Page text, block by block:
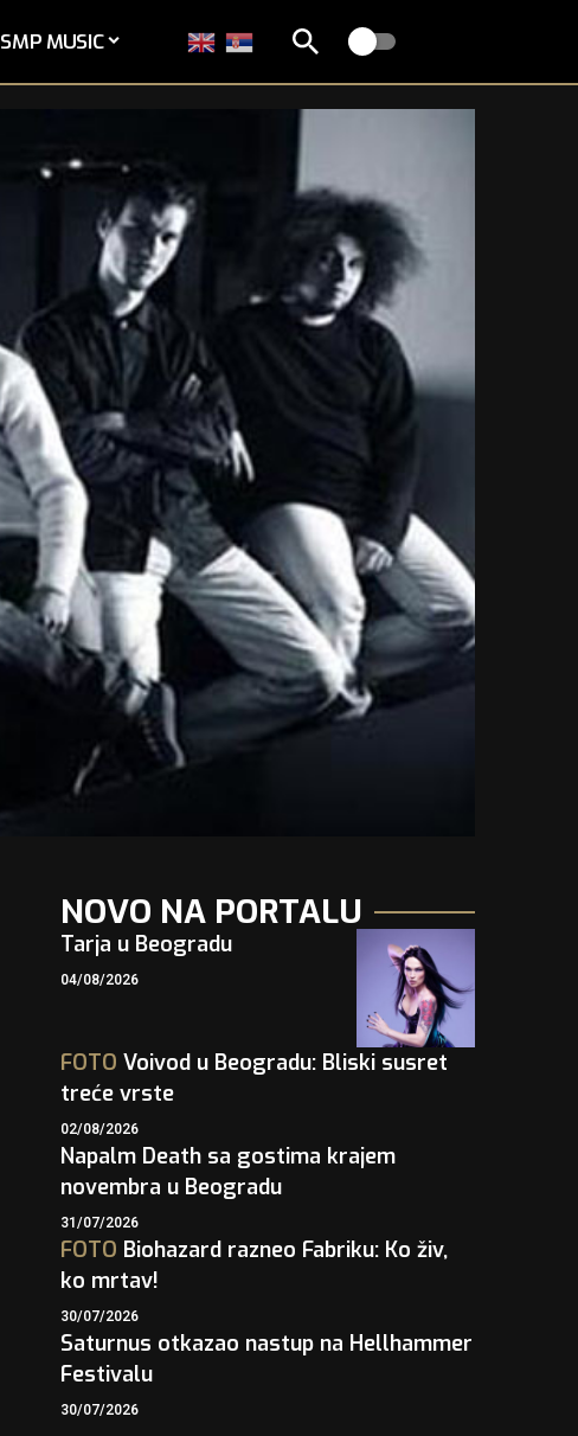
SMP MUSIC
NOVO NA PORTALU
Tarja u Beogradu
04/08/2026
FOTO Voivod u Beogradu: Bliski susret
treće vrste
02/08/2026
Napalm Death sa gostima krajem
novembra u Beogradu
31/07/2026
FOTO Biohazard razneo Fabriku: Ko živ,
ko mrtav!
30/07/2026
Saturnus otkazao nastup na Hellhammer
Festivalu
30/07/2026